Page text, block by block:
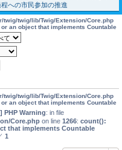
への市民参加の推進
twig/twig/lib/Twig/Extension/Core.php
an object that implements Countable
twig/twig/lib/Twig/Extension/Core.php
an object that implements Countable
PHP Warning: in file
Core.phpon line 1266: count():
that implements Countable
1